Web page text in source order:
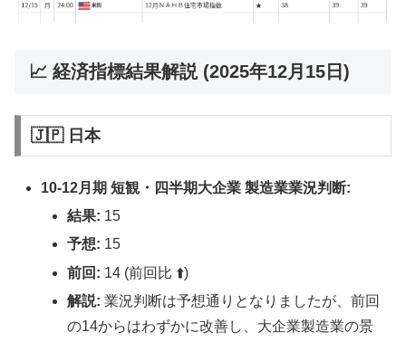
📈 経済指標結果解説 (2025年12月15日)
🇯🇵 日本
10-12月期 短観・四半期大企業 製造業業況判断:
結果: 15
予想: 15
前回: 14 (前回比 ⬆️)
解説: 業況判断は予想通りとなりましたが、前回
の14からはわずかに改善し、大企業製造業の景